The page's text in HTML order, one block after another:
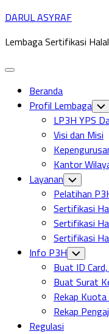
Skip
content
DARUL ASYRAF
Lembaga Sertifikasi
Expand
Beranda
Profil Lembaga
LP3H YPS
Visi dan Misi
Kantor
Layanan Toggle
Child
Menu
Pelatihan
Sertifikasi
Sertifikasi
Sertifikasi
Info P3H Toggle
Child
Menu
Buat ID
Buat Surat
Rekap
Rekap
Regulasi